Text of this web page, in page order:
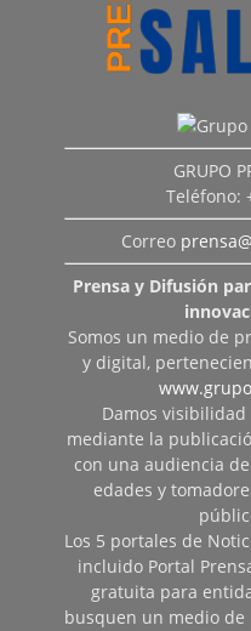
GRUPO
Teléfono:
Correo
Prensa y Difusión
Somos un medio de
y digital,
Damos
mediante la
con una audiencia
edades y
Los 5 portales de
incluido Portal
gratuita para
busquen un medio